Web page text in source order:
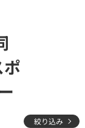
絞り込み